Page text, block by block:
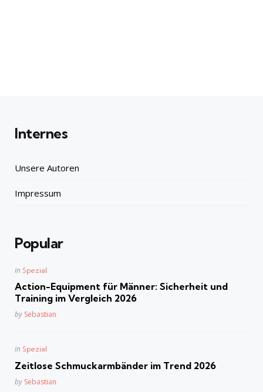
Internes
Unsere Autoren
Impressum
Popular
Posted
in Spezial
Action-Equipment für Männer: Sicherheit und
Training im Vergleich 2026
Posted
by Sebastian
Posted
in Spezial
Zeitlose Schmuckarmbänder im Trend 2026
Posted
by Sebastian